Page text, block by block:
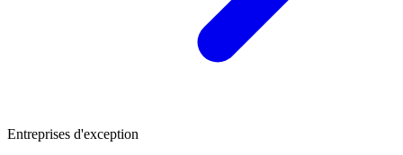
Entreprises d'exception